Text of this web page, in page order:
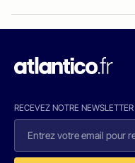
RECEVEZ NOTRE NEWSLETTER